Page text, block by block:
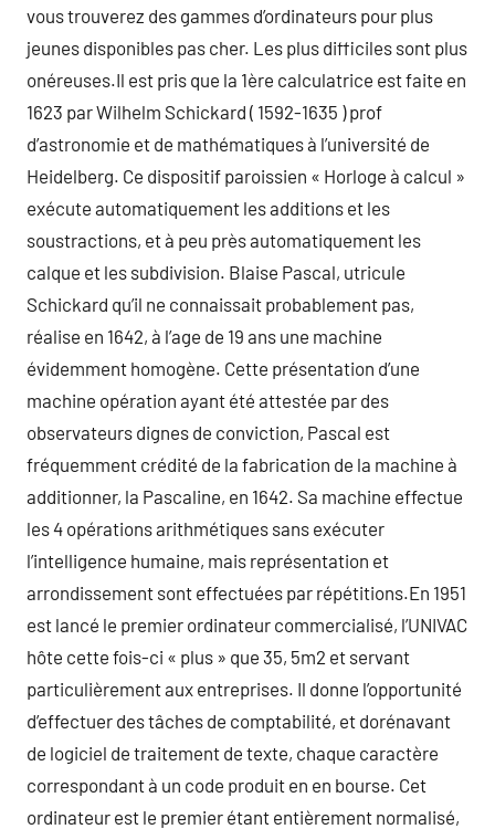
vous trouverez des gammes d’ordinateurs pour plus
jeunes disponibles pas cher. Les plus difficiles sont plus
onéreuses.Il est pris que la 1ère calculatrice est faite en
1623 par Wilhelm Schickard ( 1592-1635 ) prof
d’astronomie et de mathématiques à l’université de
Heidelberg. Ce dispositif paroissien « Horloge à calcul »
exécute automatiquement les additions et les
soustractions, et à peu près automatiquement les
calque et les subdivision. Blaise Pascal, utricule
Schickard qu’il ne connaissait probablement pas,
réalise en 1642, à l’age de 19 ans une machine
évidemment homogène. Cette présentation d’une
machine opération ayant été attestée par des
observateurs dignes de conviction, Pascal est
fréquemment crédité de la fabrication de la machine à
additionner, la Pascaline, en 1642. Sa machine effectue
les 4 opérations arithmétiques sans exécuter
l’intelligence humaine, mais représentation et
arrondissement sont effectuées par répétitions.En 1951
est lancé le premier ordinateur commercialisé, l’UNIVAC
hôte cette fois-ci « plus » que 35, 5m2 et servant
particulièrement aux entreprises. Il donne l’opportunité
d’effectuer des tâches de comptabilité, et dorénavant
de logiciel de traitement de texte, chaque caractère
correspondant à un code produit en en bourse. Cet
ordinateur est le premier étant entièrement normalisé,